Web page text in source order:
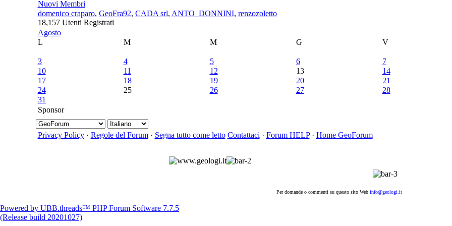
Nuovi Membri
domenico craparo, GeoFra92, CADA srl, ANTO_DONNINI, renzozoletto
18,157 Utenti Registrati
Agosto
L
M M G V
3
4 5 6 7
10
11 12 13 14
17
18 19 20 21
24
25 26 27 28
31
Sponsor
Privacy Policy· Regole del Forum· Segna tutto come letto Contattaci · Forum HELP· Home GeoForum
Per domande o commenti su questo sito Web info@geologi.it
Powered by UBB.threads™ PHP Forum Software 7.7.5
(Release build 20201027)